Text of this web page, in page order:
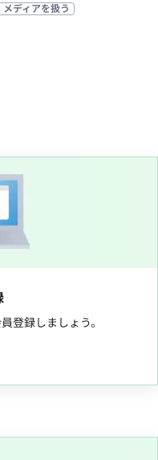
ディアを扱う
登録しましょう。